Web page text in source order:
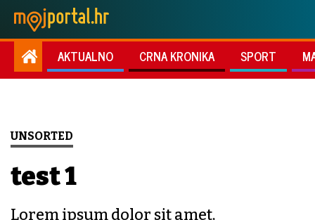
AKTUALNO CRNA KRONIKA SPORT
UNSORTED
test 1
Lorem ipsum dolor sit amet,